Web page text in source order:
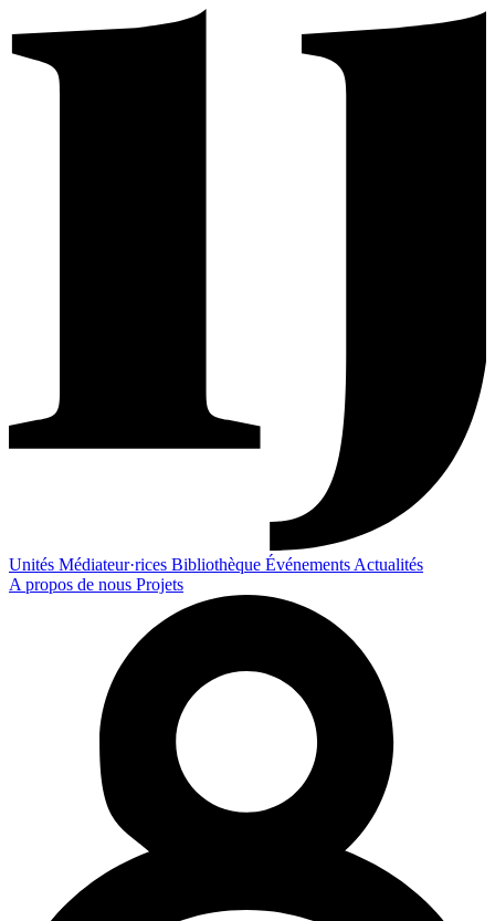
Unités Médiateur·rices Bibliothèque Événements Actualités
A propos de nous Projets